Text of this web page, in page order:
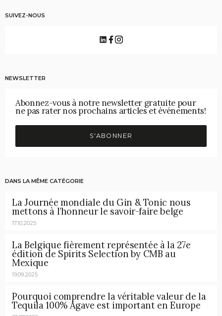
SUIVEZ-NOUS
NEWSLETTER
Abonnez-vous à notre newsletter gratuite pour
ne pas rater nos prochains articles et événements!
S'ABONNER
DANS LA MÊME CATÉGORIE
La Journée mondiale du Gin & Tonic nous
mettons à l’honneur le savoir-faire belge
17.10.2025
La Belgique fièrement représentée à la 27e
édition de Spirits Selection by CMB au
Mexique
19.09.2025
Pourquoi comprendre la véritable valeur de la
Tequila 100% Agave est important en Europe